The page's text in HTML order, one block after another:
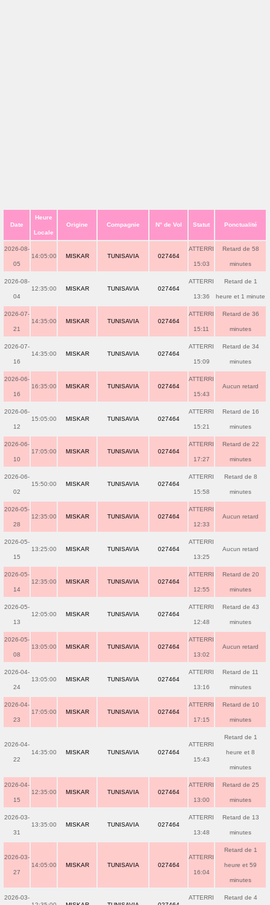
Date
Heure
Locale
Origine Compagnie N° de Vol Statut Ponctualité
2026-08-
05
14:05:00 MISKAR TUNISAVIA 027464
ATTERRI
15:03
Retard de 58
minutes
2026-08-
04
12:35:00 MISKAR TUNISAVIA 027464
ATTERRI
13:36
Retard de 1
heure et 1 minute
2026-07-
21
14:35:00 MISKAR TUNISAVIA 027464
ATTERRI
15:11
Retard de 36
minutes
2026-07-
16
14:35:00 MISKAR TUNISAVIA 027464
ATTERRI
15:09
Retard de 34
minutes
2026-06-
16
16:35:00 MISKAR TUNISAVIA 027464
ATTERRI
15:43
Aucun retard
2026-06-
12
15:05:00 MISKAR TUNISAVIA 027464
ATTERRI
15:21
Retard de 16
minutes
2026-06-
10
17:05:00 MISKAR TUNISAVIA 027464
ATTERRI
17:27
Retard de 22
minutes
2026-06-
02
15:50:00 MISKAR TUNISAVIA 027464
ATTERRI
15:58
Retard de 8
minutes
2026-05-
28
12:35:00 MISKAR TUNISAVIA 027464
ATTERRI
12:33
Aucun retard
2026-05-
15
13:25:00 MISKAR TUNISAVIA 027464
ATTERRI
13:25
Aucun retard
2026-05-
14
12:35:00 MISKAR TUNISAVIA 027464
ATTERRI
12:55
Retard de 20
minutes
2026-05-
13
12:05:00 MISKAR TUNISAVIA 027464
ATTERRI
12:48
Retard de 43
minutes
2026-05-
08
13:05:00 MISKAR TUNISAVIA 027464
ATTERRI
13:02
Aucun retard
2026-04-
24
13:05:00 MISKAR TUNISAVIA 027464
ATTERRI
13:16
Retard de 11
minutes
2026-04-
23
17:05:00 MISKAR TUNISAVIA 027464
ATTERRI
17:15
Retard de 10
minutes
2026-04-
22
14:35:00 MISKAR TUNISAVIA 027464
ATTERRI
15:43
Retard de 1
heure et 8
minutes
2026-04-
15
12:35:00 MISKAR TUNISAVIA 027464
ATTERRI
13:00
Retard de 25
minutes
2026-03-
31
13:35:00 MISKAR TUNISAVIA 027464
ATTERRI
13:48
Retard de 13
minutes
2026-03-
27
14:05:00 MISKAR TUNISAVIA 027464
ATTERRI
16:04
Retard de 1
heure et 59
minutes
2026-03- ATTERRI Retard de 4